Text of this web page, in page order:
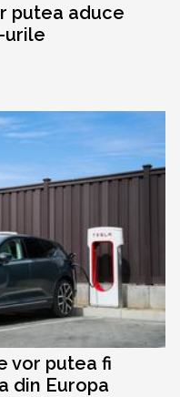
putea aduce
urile
vor putea fi
din Europa